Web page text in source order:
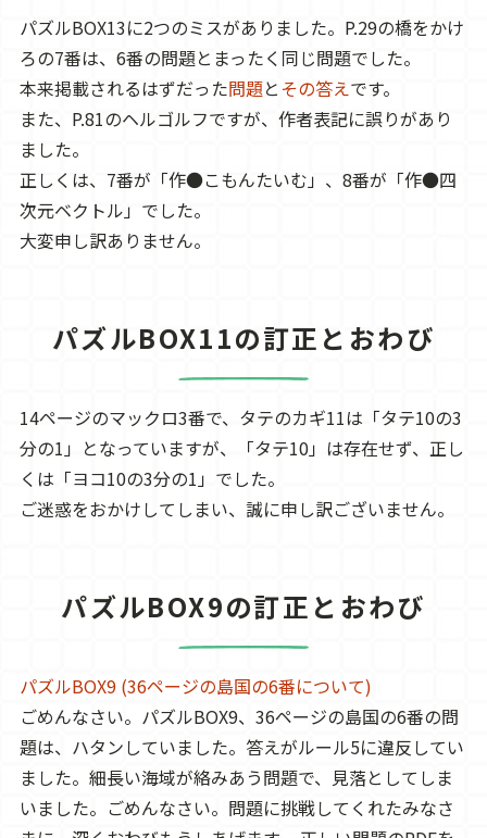
パズルBOX13に2つのミスがありました。P.29の橋をかけ
ろの7番は、6番の問題とまったく同じ問題でした。
本来掲載されるはずだった問題とその答えです。
また、P.81のヘルゴルフですが、作者表記に誤りがあり
ました。
正しくは、7番が「作●こもんたいむ」、8番が「作●四
次元ベクトル」でした。
大変申し訳ありません。
パズルBOX11の訂正とおわび
14ページのマックロ3番で、タテのカギ11は「タテ10の3
分の1」となっていますが、「タテ10」は存在せず、正し
くは「ヨコ10の3分の1」でした。
ご迷惑をおかけしてしまい、誠に申し訳ございません。
パズルBOX9の訂正とおわび
パズルBOX9 (36ページの島国の6番について)
ごめんなさい。パズルBOX9、36ページの島国の6番の問
題は、ハタンしていました。答えがルール5に違反してい
ました。細長い海域が絡みあう問題で、見落としてしま
いました。ごめんなさい。問題に挑戦してくれたみなさ